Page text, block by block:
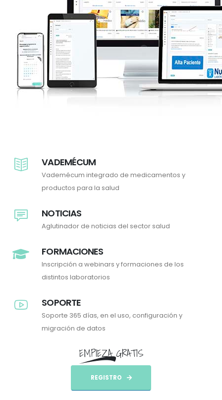
VADEMÉCUM
Vademécum integrado de medicamentos y
productos para la salud
NOTICIAS
Aglutinador de noticias del sector salud
FORMACIONES
Inscripción a webinars y formaciones de los
distintos laboratorios
SOPORTE
Soporte 365 días, en el uso, configuración y
migración de datos
EMPIEZA GRATIS
REGISTRO